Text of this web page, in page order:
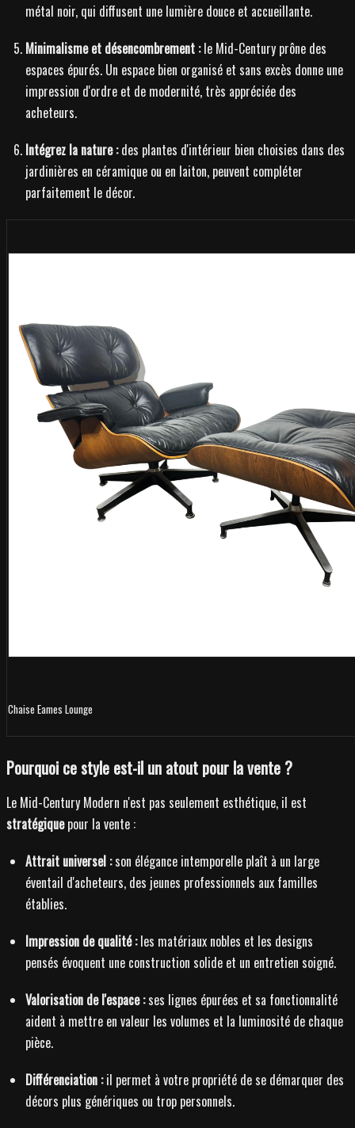
métal noir, qui diffusent une lumière douce et accueillante.
Minimalisme et désencombrement :le Mid-Century prône des
espaces épurés. Un espace bien organisé et sans excès donne une
impression d'ordre et de modernité, très appréciée des
acheteurs.
Intégrez la nature :des plantes d'intérieur bien choisies dans des
jardinières en céramique ou en laiton, peuvent compléter
parfaitement le décor.
Chaise Eames Lounge
Pourquoi ce style est-il un atout pour la vente ?
Le Mid-Century Modern n'est pas seulement esthétique, il est
stratégiquepour la vente :
Attrait universel :son élégance intemporelle plaît à un large
éventail d'acheteurs, des jeunes professionnels aux familles
établies.
Impression de qualité :les matériaux nobles et les designs
pensés évoquent une construction solide et un entretien soigné.
Valorisation de l'espace :ses lignes épurées et sa fonctionnalité
aident à mettre en valeur les volumes et la luminosité de chaque
pièce.
Différenciation :il permet à votre propriété de se démarquer des
décors plus génériques ou trop personnels.